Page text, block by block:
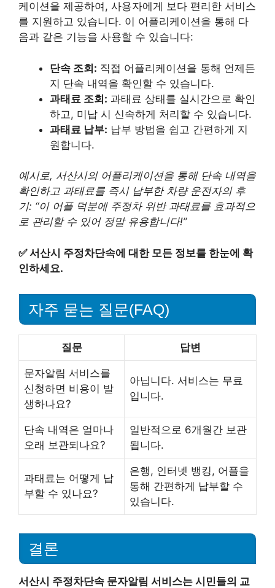
케이션을 제공하여, 사용자에게 보다 편리한 서비스
를 지원하고 있습니다. 이 어플리케이션을 통해 다
음과 같은 기능을 사용할 수 있습니다:
단속 조회: 직접 어플리케이션을 통해 언제든
지 단속 내역을 확인할 수 있습니다.
과태료 조회: 과태료 상태를 실시간으로 확인
하고, 미납 시 신속하게 처리할 수 있습니다.
과태료 납부: 납부 방법을 쉽고 간편하게 지
원합니다.
예시로, 서산시의 어플리케이션을 통해 단속 내역을
확인하고 과태료를 즉시 납부한 차량 운전자의 후
기: “이 어플 덕분에 주정차 위반 과태료를 효과적으
로 관리할 수 있어 정말 유용합니다!”
✅서산시 주정차단속에 대한 모든 정보를 한눈에 확
인하세요.
자주 묻는 질문(FAQ)
질문 답변
문자알림 서비스를
신청하면 비용이 발
생하나요?
아닙니다. 서비스는 무료
입니다.
단속 내역은 얼마나
오래 보관되나요?
일반적으로 6개월간 보관
됩니다.
과태료는 어떻게 납
부할 수 있나요?
은행, 인터넷 뱅킹, 어플을
통해 간편하게 납부할 수
있습니다.
결론
서산시 주정차단속 문자알림 서비스는 시민들의 교